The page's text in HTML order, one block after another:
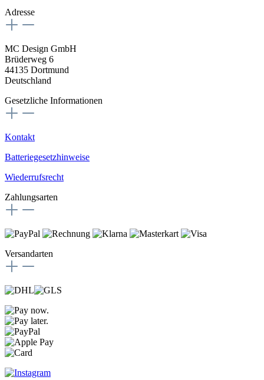
Adresse
MC Design GmbH
Brüderweg 6
44135 Dortmund
Deutschland
Gesetzliche Informationen
Kontakt
Batteriegesetzhinweise
Wiederrufsrecht
Zahlungsarten
Versandarten